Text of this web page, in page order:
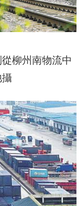
柳州南物流中
攝